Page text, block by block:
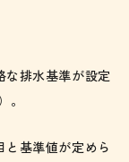
な排水基準が設定
。
基準値が定めら